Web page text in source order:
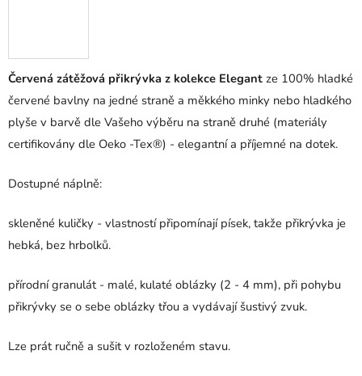
Červená zátěžová přikrývka z kolekce Elegant ze 100% hladké
červené bavlny na jedné straně a měkkého minky nebo hladkého
plyše v barvě dle Vašeho výběru na straně druhé (materiály
certifikovány dle Oeko -Tex®) - elegantní a příjemné na dotek.
Dostupné náplně:
skleněné kuličky - vlastností připomínají písek, takže přikrývka je
hebká, bez hrbolků.
přírodní granulát - malé, kulaté oblázky (2 - 4 mm), při pohybu
přikrývky se o sebe oblázky třou a vydávají šustivý zvuk.
Lze prát ručně a sušit v rozloženém stavu.